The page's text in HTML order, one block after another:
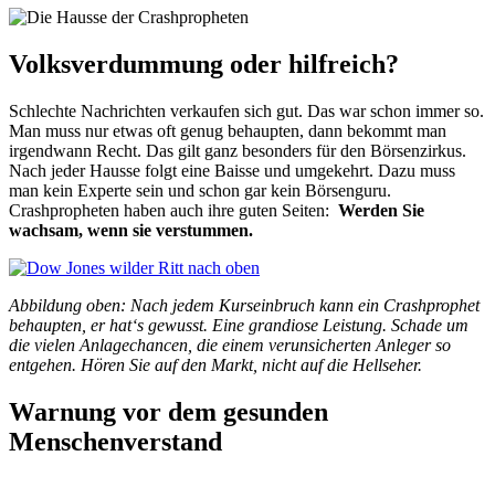
Volksverdummung oder hilfreich?
Schlechte Nachrichten verkaufen sich gut. Das war schon immer so.
Man muss nur etwas oft genug behaupten, dann bekommt man
irgendwann Recht. Das gilt ganz besonders für den Börsenzirkus.
Nach jeder Hausse folgt eine Baisse und umgekehrt. Dazu muss
man kein Experte sein und schon gar kein Börsenguru.
Crashpropheten haben auch ihre guten Seiten: Werden Sie
wachsam, wenn sie verstummen.
Abbildung oben: Nach jedem Kurseinbruch kann ein Crashprophet
behaupten, er hat‘s gewusst. Eine grandiose Leistung. Schade um
die vielen Anlagechancen, die einem verunsicherten Anleger so
entgehen. Hören Sie auf den Markt, nicht auf die Hellseher.
Warnung vor dem gesunden
Menschenverstand